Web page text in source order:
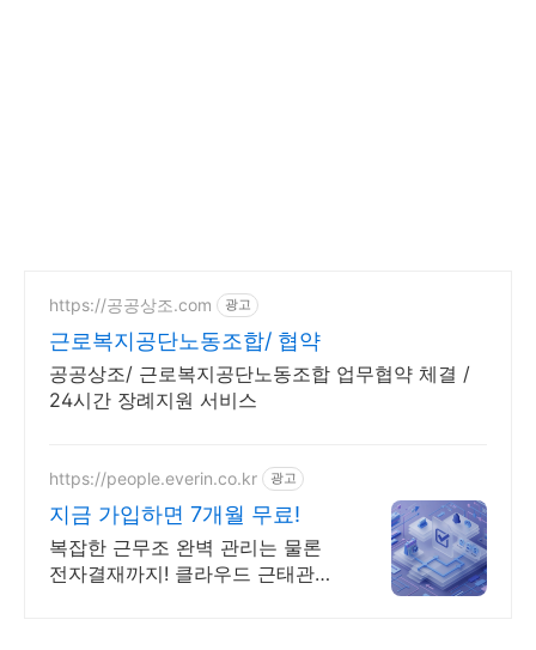
https://공공상조.com 광고
근로복지공단노동조합/ 협약
공공상조/ 근로복지공단노동조합 업무협약 체결 /
24시간 장례지원 서비스
https://people.everin.co.kr 광고
지금 가입하면 7개월 무료!
복잡한 근무조 완벽 관리는 물론
전자결재까지! 클라우드 근태관리